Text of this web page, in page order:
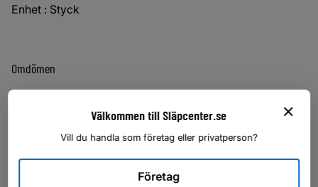
Enhet : Styck
Omdömen
Du
Välkommen till Släpcenter.se
Vill du handla som företag eller privatperson?
Företag